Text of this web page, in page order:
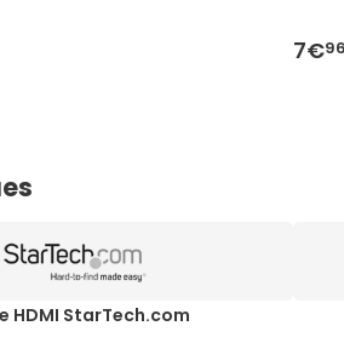
7€
HDMI StarTech.com